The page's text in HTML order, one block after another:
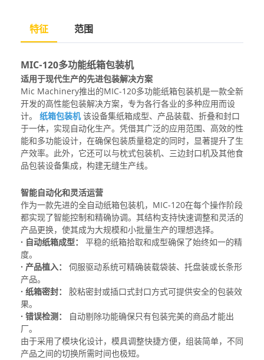
特征 范围
MIC-120多功能纸箱包装机
适用于现代生产的先进包装解决方案
Mic Machinery推出的MIC-120多功能纸箱包装机是一款全新
开发的高性能包装解决方案，专为各行各业的多种应用而设
计。
纸箱包装机该设备集纸箱成型、产品装载、折叠和封口
于一体，实现自动化生产。凭借其广泛的应用范围、高效的性
能和多功能设计，在确保包装质量稳定的同时，显著提升了生
产效率。此外，它还可以与枕式包装机、三边封口机及其他食
品包装设备集成，构建无缝生产线。
智能自动化和灵活运营
作为一款先进的全自动纸箱包装机，MIC-120在每个操作阶段
都实现了智能控制和精确协调。其结构支持快速调整和灵活的
产品更换，使其成为大规模和小批量生产的理想选择。
· 自动纸箱成型： 平稳的纸箱拾取和成型确保了始终如一的精
度。
· 产品植入： 伺服驱动系统可精确装载袋装、托盘装或长条形
产品。
· 纸箱密封： 胶粘密封或插口式封口方式可提供安全的包装效
果。
· 错误检测：
自动剔除功能确保只有包装完美的商品才能出
厂。
由于采用了模块化设计，模具调整快捷方便，组装简单，不同
产品之间的切换所需时间也极短。